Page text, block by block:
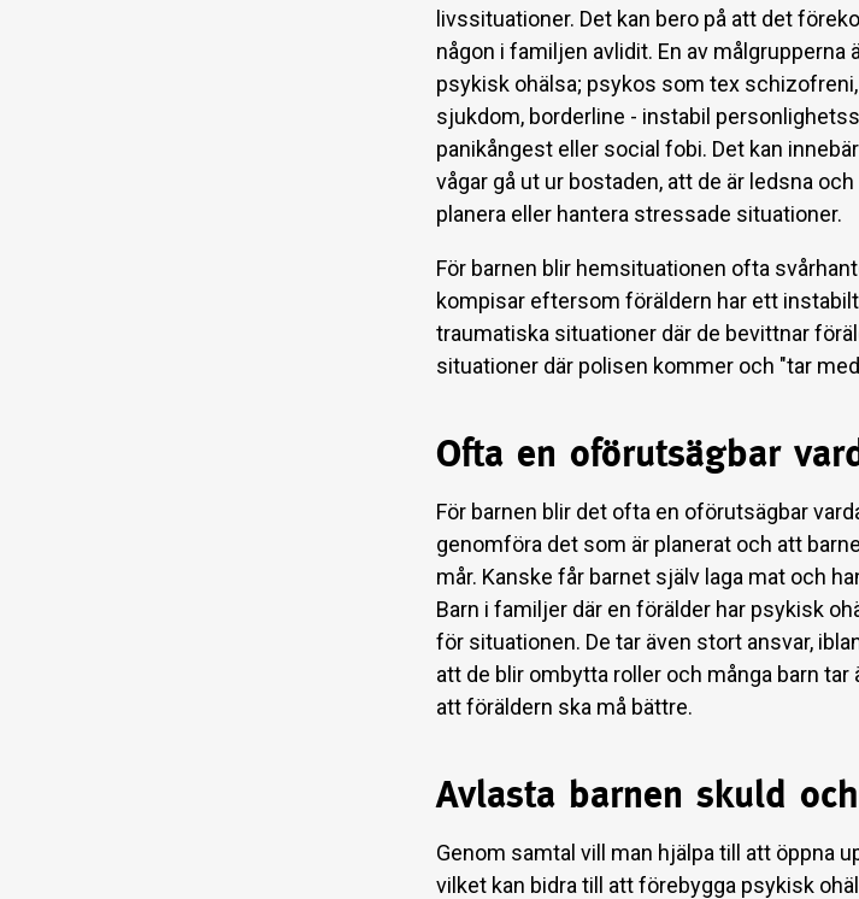
livssituationer. Det kan bero på att det
någon i familjen avlidit. En av målgrupperna
psykisk ohälsa; psykos som tex schizofreni,
sjukdom, borderline - instabil
panikångest eller social fobi. Det kan
vågar gå ut ur bostaden, att de är ledsna
planera eller hantera stressade situationer.
För barnen blir hemsituationen ofta
kompisar eftersom föräldern har ett
traumatiska situationer där de bevittnar
situationer där polisen kommer och "tar
Ofta en oförutsägbar
För barnen blir det ofta en oförutsägbar
genomföra det som är planerat och att
mår. Kanske får barnet själv laga mat och
Barn i familjer där en förälder har psykisk
för situationen. De tar även stort ansvar,
att de blir ombytta roller och många barn
att föräldern ska må bättre.
Avlasta barnen skuld
Genom samtal vill man hjälpa till att öppna
vilket kan bidra till att förebygga psykisk